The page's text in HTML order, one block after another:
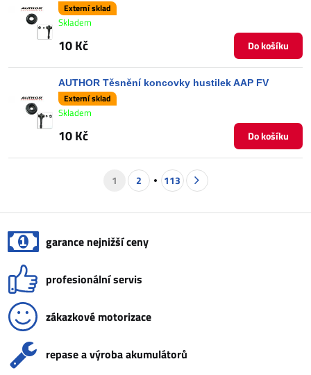
Externí sklad
Skladem
10 Kč Do košíku
AUTHOR Těsnění koncovky hustilek AAP FV
Externí sklad
Skladem
10 Kč Do košíku
1 2 113
garance nejnižší ceny
profesionální servis
zákazkové motorizace
repase a výroba akumulátorů